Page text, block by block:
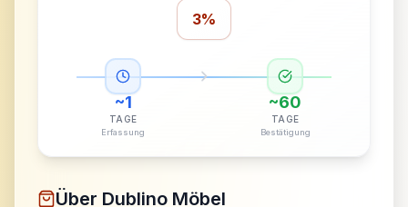
3%
~1
TAGE
Erfassung
~60
TAGE
Bestätigung
Über Dublino Möbel